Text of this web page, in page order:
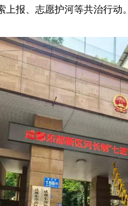
报、志愿护河等共治行动。